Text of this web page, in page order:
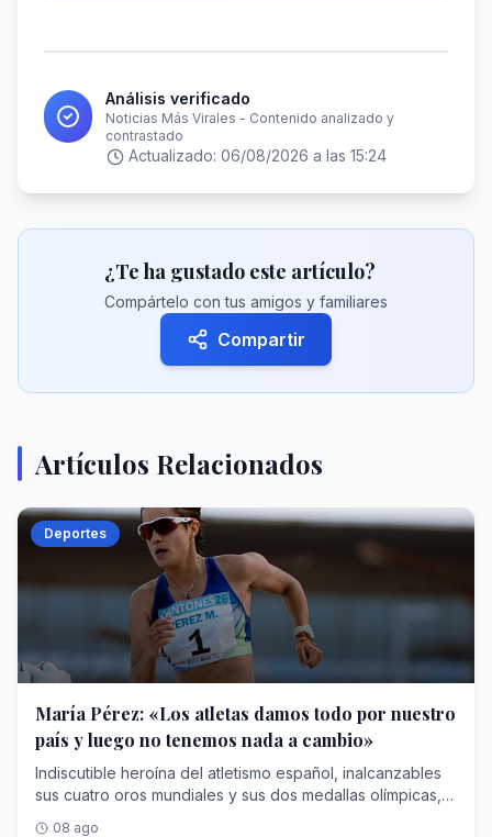
Análisis verificado
Noticias Más Virales - Contenido analizado y
contrastado
Actualizado: 06/08/2026 a las 15:24
¿Te ha gustado este artículo?
Compártelo con tus amigos y familiares
Compartir
Artículos Relacionados
Deportes
María Pérez: «Los atletas damos todo por nuestro
país y luego no tenemos nada a cambio»
Indiscutible heroína del atletismo español, inalcanzables
sus cuatro oros mundiales y sus dos medallas olímpicas,
08 ago